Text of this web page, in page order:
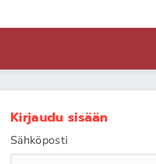
Kirjaudu sisään
Sähköposti